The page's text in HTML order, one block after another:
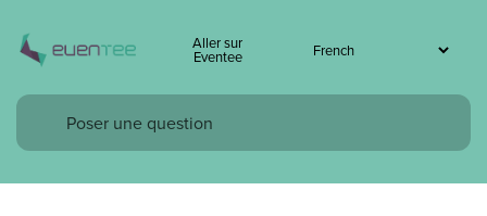
Aller sur
Eventee